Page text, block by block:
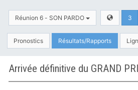
Réunion 6 - SON PARDO 3
Pronostics Résultats/Rapports